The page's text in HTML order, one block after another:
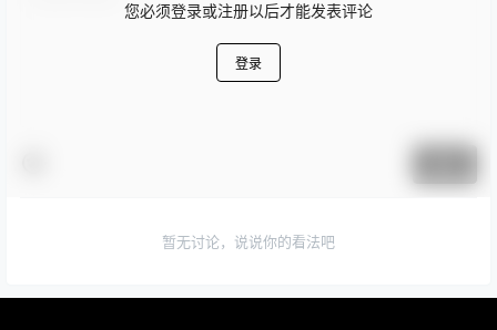
您必须登录或注册以后才能发表评论
登录
暂无讨论，说说你的看法吧